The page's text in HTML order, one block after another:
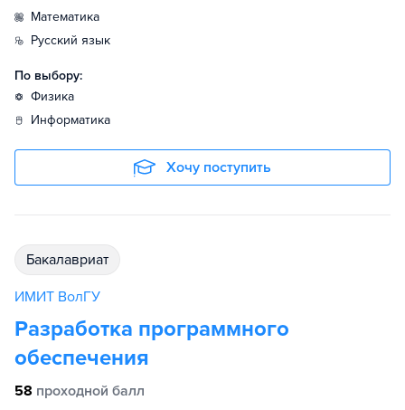
математика
русский язык
По выбору:
физика
информатика
Хочу поступить
бакалавриат
ИМИТ ВолГУ
Разработка программного
обеспечения
58 проходной балл